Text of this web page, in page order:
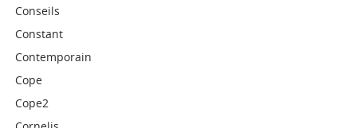
Conseils
Constant
Contemporain
Cope
Cope2